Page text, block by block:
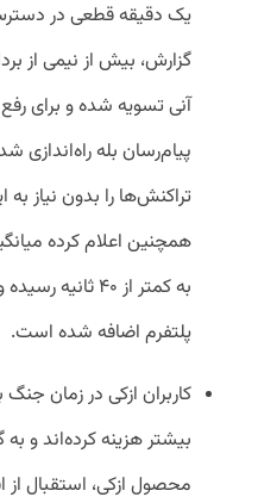
یک دقیقه قطعی در
گزارش، بیش از نیمی از
آنی تسویه شده و برای
پیام‌رسان بله راه‌اندازی
تراکنش‌ها را بدون نیاز به
همچنین اعلام کرده
پلتفرم اضافه شده است.
بیشتر هزینه کرده‌اند و
محصول ازکی، استقبال